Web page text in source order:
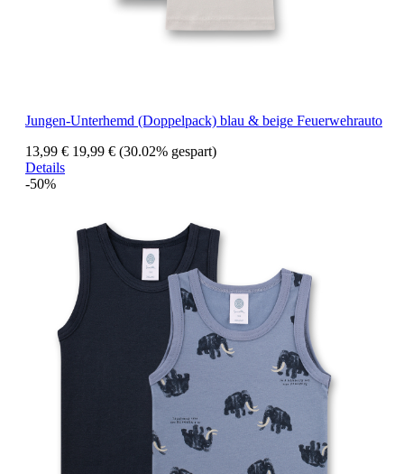
Jungen-Unterhemd (Doppelpack) blau & beige Feuerwehrauto
13,99 € 19,99 € (30.02% gespart)
Details
-50%